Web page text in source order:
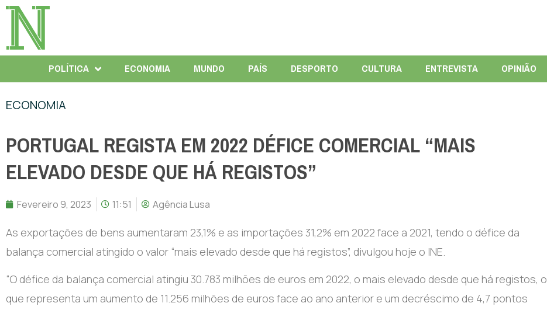
POLÍTICA ECONOMIA MUNDO PAÍS DESPORTO CULTURA ENTREVISTA OPINIÃO
ECONOMIA
PORTUGAL REGISTA EM 2022 DÉFICE COMERCIAL “MAIS
ELEVADO DESDE QUE HÁ REGISTOS”
Fevereiro 9, 2023 11:51 Agência Lusa
As exportações de bens aumentaram 23,1% e as importações 31,2% em 2022 face a 2021, tendo o défice da
balança comercial atingido o valor “mais elevado desde que há registos”, divulgou hoje o INE.
“O défice da balança comercial atingiu 30.783 milhões de euros em 2022, o mais elevado desde que há registos, o
que representa um aumento de 11.256 milhões de euros face ao ano anterior e um decréscimo de 4,7 pontos